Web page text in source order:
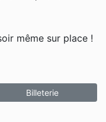
même sur place !
Billeterie